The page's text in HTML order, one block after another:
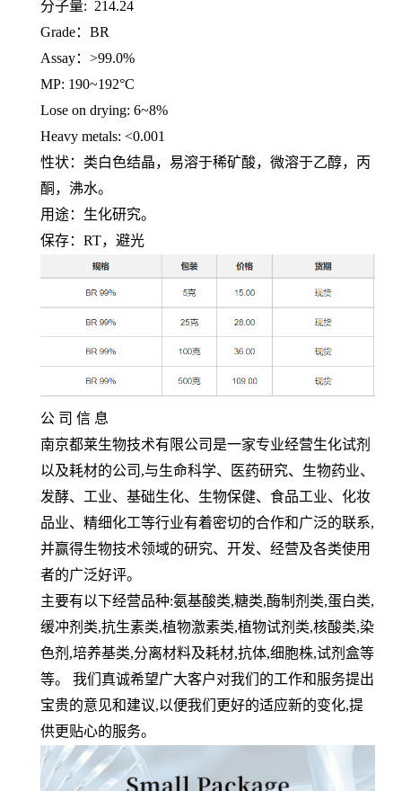
分子量: 214.24
Grade： BR
Assay： >99.0%
MP: 190~192°C
Lose on drying: 6~8%
Heavy metals: <0.001
性状：类白色结晶，易溶于稀矿酸，微溶于乙醇，丙
酮，沸水。
用途：生化研究。
保存： RT，避光
公 司 信 息
南京都莱生物技术有限公司是一家专业经营生化试剂
以及耗材的公司 ,与生命科学、医药研究、生物药业、
发酵、工业、基础生化、生物保健、食品工业、化妆
品业、精细化工等行业有着密切的合作和广泛的联系,
并赢得生物技术领域的研究、开发、经营及各类使用
者的广泛好评。
主要有以下经营品种:氨基酸类,糖类,酶制剂类,蛋白类,
缓冲剂类,抗生素类,植物激素类,植物试剂类,核酸类,染
色剂 ,培养基类,分离材料及耗材,抗体,细胞株,试剂盒等
等。 我们真诚希望广大客户对我们的工作和服务提出
宝贵的意见和建议,以便我们更好的适应新的变化,提
供更贴心的服务。